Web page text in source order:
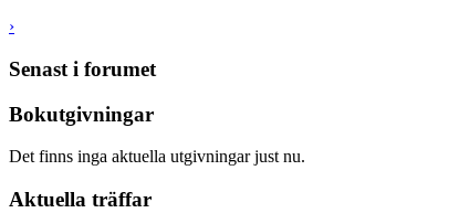
›
Senast i forumet
Bokutgivningar
Det finns inga aktuella utgivningar just nu.
Aktuella träffar